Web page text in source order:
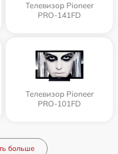
Телевизор Pioneer
PRO-141FD
Телевизор Pioneer
PRO-101FD
больше